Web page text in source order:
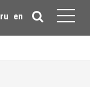
ru en